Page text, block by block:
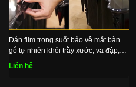
Dán film trong suốt bảo vệ mặt bàn
gỗ tự nhiên khỏi trầy xước, va đập,
bụi bẩn
Liên hệ